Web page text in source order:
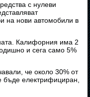
с нулеви
на нови автомобили в
Калифорния има 2
и сега само 5%
че около 30% от
електрифициран,